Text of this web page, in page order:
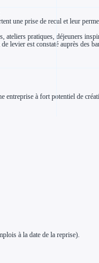
une prise de recul et leur
pratiques, déjeuners
levier est constaté auprès des
entreprise à fort potentiel de
à la date de la reprise).